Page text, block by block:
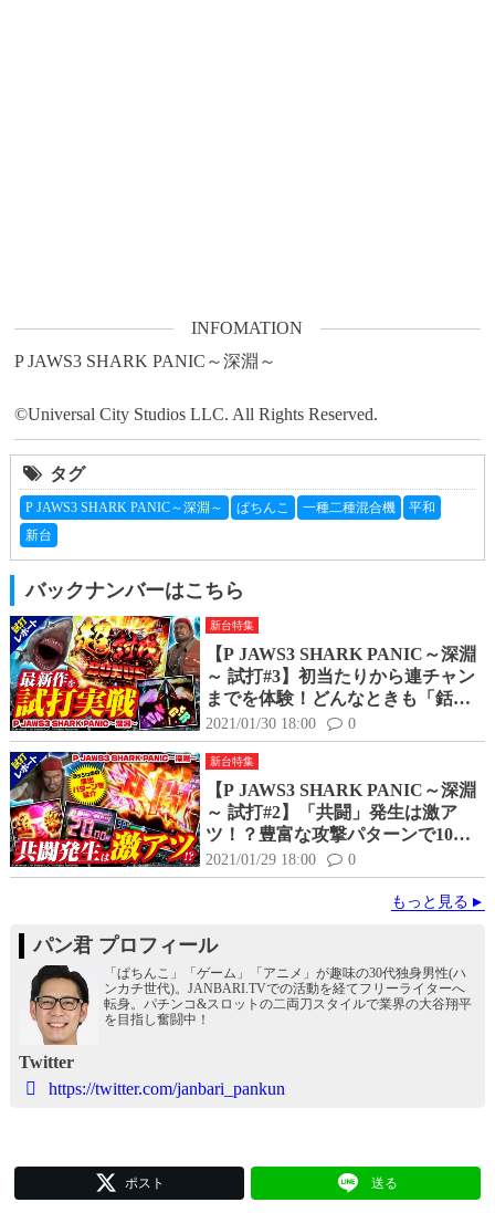
INFOMATION
P JAWS3 SHARK PANIC～深淵～
©Universal City Studios LLC. All Rights Reserved.
タグ
P JAWS3 SHARK PANIC～深淵～ ぱちんこ 一種二種混合機
平和
新台
バックナンバーはこちら
新台特集
【P JAWS3 SHARK PANIC～深淵
～ 試打#3】初当たりから連チャン
までを体験！どんなときも「銛」
作動がアツい！
2021/01/30 18:00 0
新台特集
【P JAWS3 SHARK PANIC～深淵
～ 試打#2】「共闘」発生は激ア
ツ！？豊富な攻撃パターンで10R
大当たりを目指せ！
2021/01/29 18:00 0
もっと見る
パン君 プロフィール
「ぱちんこ」「ゲーム」「アニメ」が趣味の30代独身男性(ハ
ンカチ世代)。JANBARI.TVでの活動を経てフリーライターへ
転身。パチンコ&スロットの二両刀スタイルで業界の大谷翔平
を目指し奮闘中！
Twitter
https://twitter.com/janbari_pankun
ポスト 送る